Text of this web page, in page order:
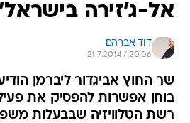
אל-ג'זירה
דוד אברהם
21.7.2014 / 20:06
שר החוץ אביגדור ליברמן
בוחן אפשרות להפסיק את
רשת הטלוויזיה שבבעלות